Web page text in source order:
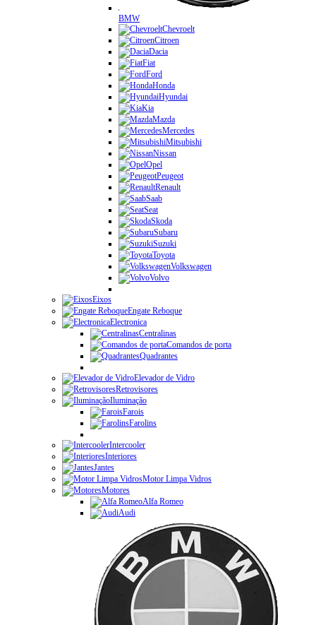
BMW
Chevroelt
Citroen
Dacia
Fiat
Ford
Honda
Hyundai
Kia
Mazda
Mercedes
Mitsubishi
Nissan
Opel
Peugeot
Renault
Saab
Seat
Skoda
Subaru
Suzuki
Toyota
Volkswagen
Volvo
Eixos
Engate Reboque
Electronica
Centralinas
Comandos de porta
Quadrantes
Elevador de Vidro
Retrovisores
Iluminação
Farois
Farolins
Intercooler
Interiores
Jantes
Motor Limpa Vidros
Motores
Alfa Romeo
Audi